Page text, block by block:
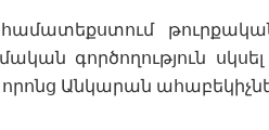
գործողություն
որոնց Անկարան